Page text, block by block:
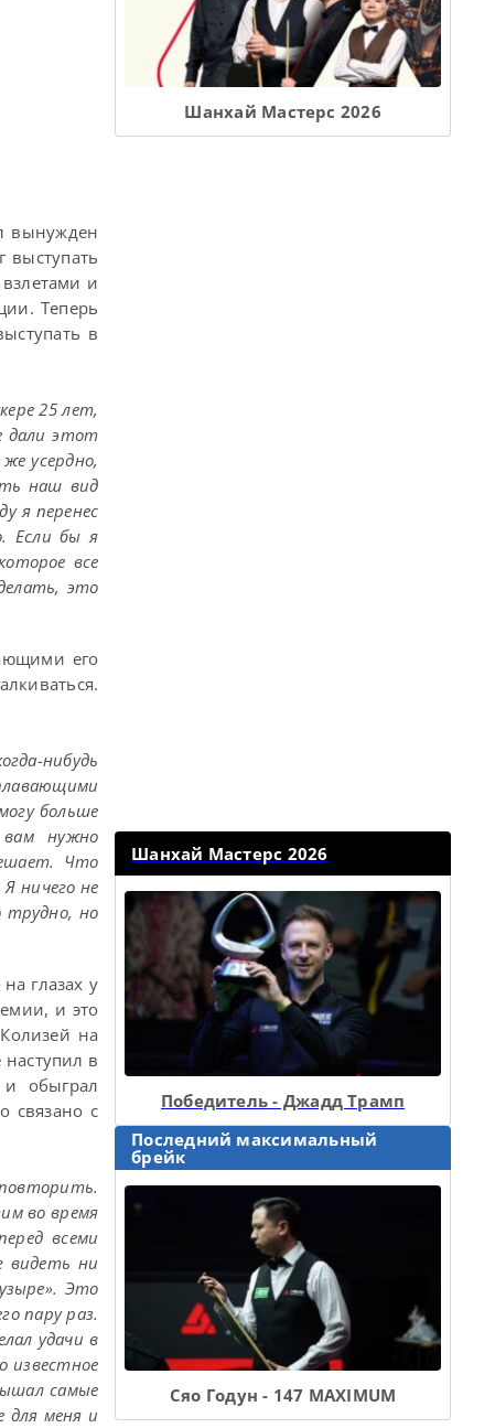
вынужден
выступать
и
Теперь
в
25 лет,
дали этот
усердно,
наш вид
я перенес
Если бы я
все
это
его
нибудь
больше
нужно
Что
ничего не
трудно, но
глазах у
и это
на
в
обыграл
связано с
во время
всеми
видеть ни
Это
пару раз.
удачи в
известное
самые
для меня и
Шанхай Мастерс 2026
Шанхай Мастерс 2026
Победитель - Джадд Трамп
Последний максимальный
брейк
Сяо Годун - 147 MAXIMUM